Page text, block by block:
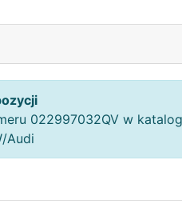
022997032QV w
Audi